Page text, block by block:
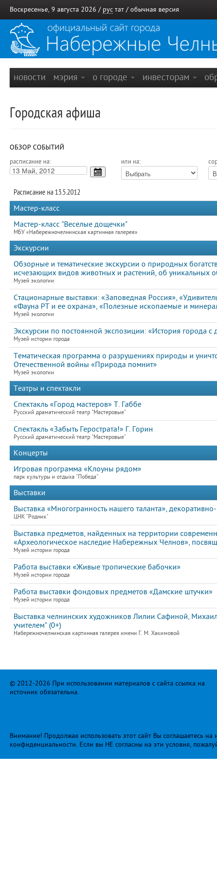
Воскресенье, 9 августа 2026 / рус тат / обычная версия
новости мэрия о городе инвесторам
Городская афиша
ОБЗОР СОБЫТИЙ
расписание на: или на:
Расписание на 13.5.2012
Мастер-класс
Мастер-класс "Веселые дощечки"
МБУ «Набережночелнинская картинная галерея»
Экскурсии
Обзорные и тематические экскурсии о природных
исчезающих видов животных и растений, об уникальных
Музей экологии
Стационарные выставки: «Заповедная Россия»,
«Фауна РТ и ее охрана», «Полезные ископаемые и
Музей экологии
Экскурсии по постоянной экспозиции: «История города
Музей истории города
Тематическая программа о разрушениях природы и
Отечественной войны «Природа помнит»
Музей экологии
Театры и спектакли
Спектакль «Город мастеров» Т. Габбе
Русский драматический театр "Мастеровые"
Спектакль «Забыть Герострата!» Г. Горин
Русский драматический театр "Мастеровые"
Концерты
Игровая программа «Клоуны рядом»
парк культуры и отдыха "Победа"
Выставки
Выставка «Многогранность нашего таланта»,
ЦНК "Родник"
Выставка предметов, найденных на территории
«Археологическое наследие Набережных Челнов»,
Музей истории города
Работа выставки «Живые тропические бабочки»
Музей истории города
Работа выставки фондовых предметов «Дамские штучки»
Музей истории города
Выставка челнинских художников Лилии Сафиной,
учителем" (0+)
Набережночелнинская картинная галерея имени Г. М. Хакимовой
© 2012-2026 При использовании материалов с сайта ссылка на
источник обязательна.
Внимание! Продолжая использовать этот сайт Вы соглашаетесь
конфиденциальности. Если вы НЕ согласны на эти условия,